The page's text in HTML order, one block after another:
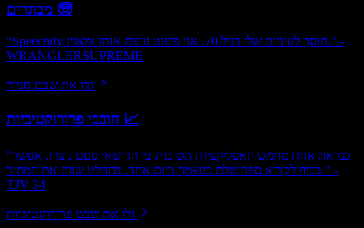
מבוגרים 🧓
"Speechify חוסך לעיניים שלי בגיל 70. אני פשוט עוצם אותן ומאזין." -
WRANGLERSUPREME
גלו את שבט סניור
חובבי פרודוקטיביות 📈
"כנראה אחת מחמש האפליקציות הטובות ביותר שאי פעם נוצרו. אפשר
בכיף לקרוא ספר שלם בעצמך ביום אחד. בהחלט שווה את המחיר." -
TJV 34
גלו את שבט פרודוקטיביות